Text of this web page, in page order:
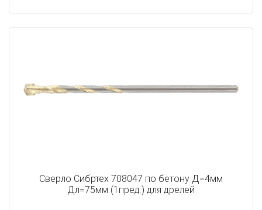
Сверло Сибртех 708047 по бетону Д=4мм
Дл=75мм (1пред.) для дрелей